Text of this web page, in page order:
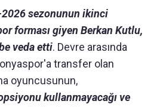
sezonunun ikinci
forması giyen Berkan Kutlu,
veda etti. Devre arasında
transfer olan
oyuncusunun,
kullanmayacağı ve